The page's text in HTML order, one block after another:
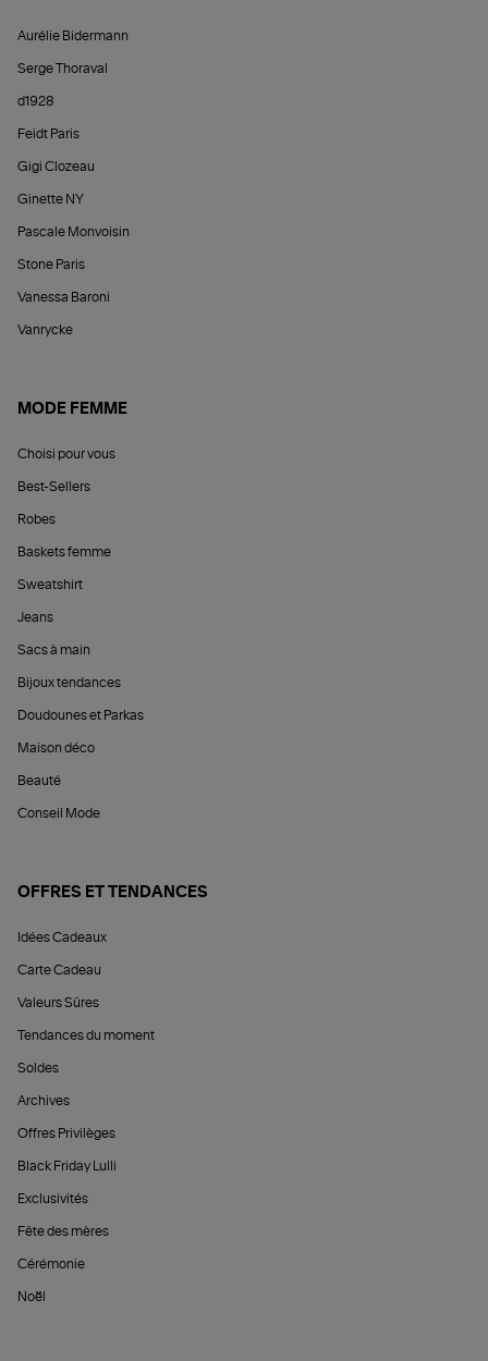
Aurélie Bidermann
Serge Thoraval
d1928
Feidt Paris
Gigi Clozeau
Ginette NY
Pascale Monvoisin
Stone Paris
Vanessa Baroni
Vanrycke
MODE FEMME
Choisi pour vous
Best-Sellers
Robes
Baskets femme
Sweatshirt
Jeans
Sacs à main
Bijoux tendances
Doudounes et Parkas
Maison déco
Beauté
Conseil Mode
OFFRES ET TENDANCES
Idées Cadeaux
Carte Cadeau
Valeurs Sûres
Tendances du moment
Soldes
Archives
Offres Privilèges
Black Friday Lulli
Exclusivités
Fête des mères
Cérémonie
Noël